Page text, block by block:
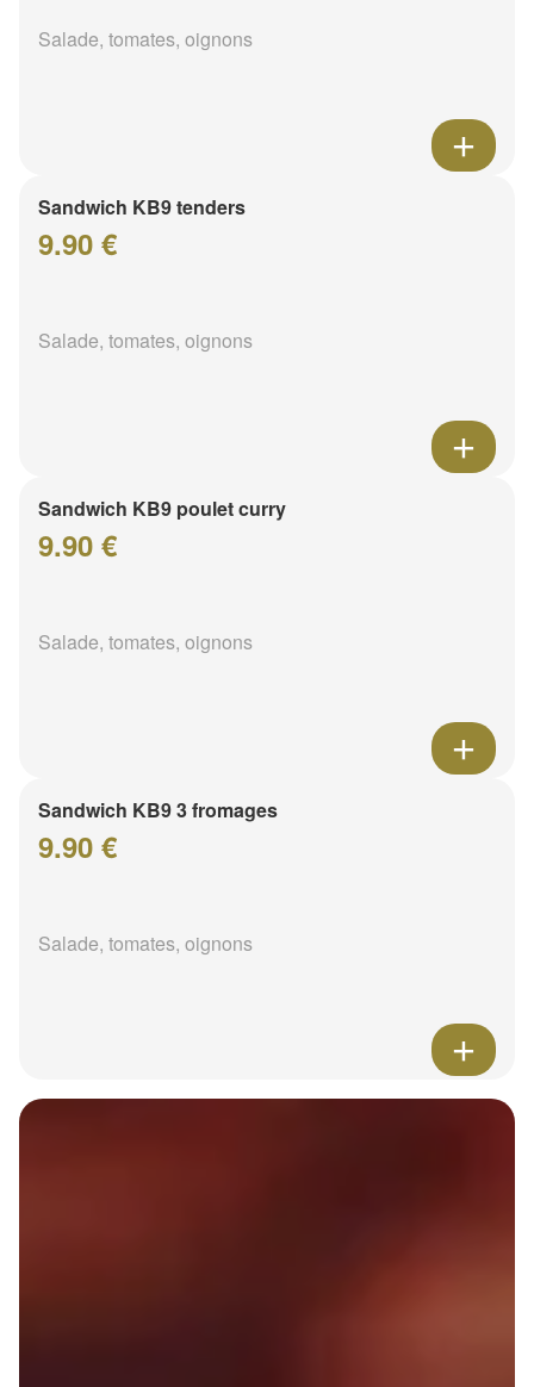
Salade, tomates, oignons
Sandwich KB9 tenders
9.90 €
Salade, tomates, oignons
Sandwich KB9 poulet curry
9.90 €
Salade, tomates, oignons
Sandwich KB9 3 fromages
9.90 €
Salade, tomates, oignons